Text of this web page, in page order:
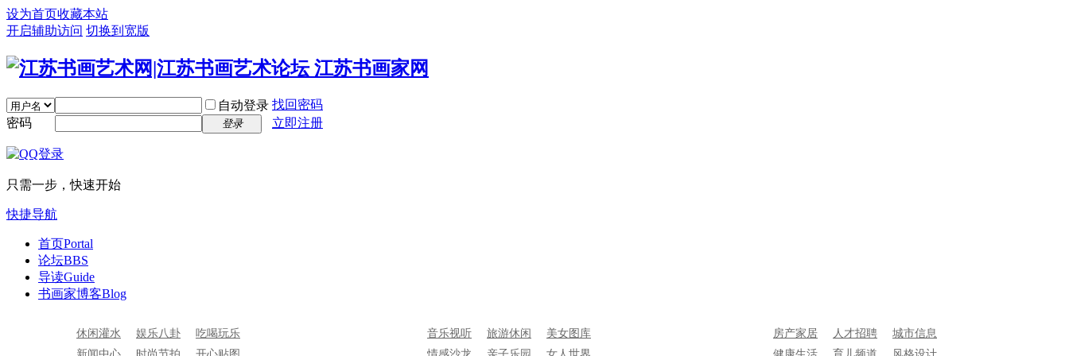
设为首页收藏本站
开启辅助访问 切换到宽版
自动登录 找回密码
密码
登录 立即注册
只需一步，快速开始
快捷导航
首页Portal
论坛BBS
导读Guide
书画家博客Blog
休闲灌水 娱乐八卦
吃喝玩乐
音乐视听 旅游休闲
美女图库
房产家居 人才招聘
城市信息